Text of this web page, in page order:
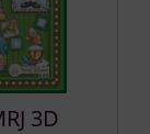
3D